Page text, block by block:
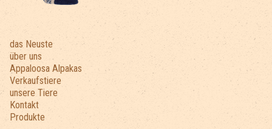
das Neuste
über uns
Appaloosa Alpakas
Verkaufstiere
unsere Tiere
Kontakt
Produkte